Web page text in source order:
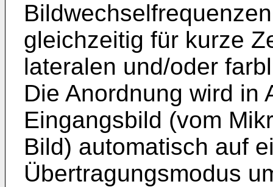
gleichzeitig für kurze
lateralen und/oder
Die Anordnung wird in
Eingangsbild (vom
Bild) automatisch auf
Übertragungsmodus